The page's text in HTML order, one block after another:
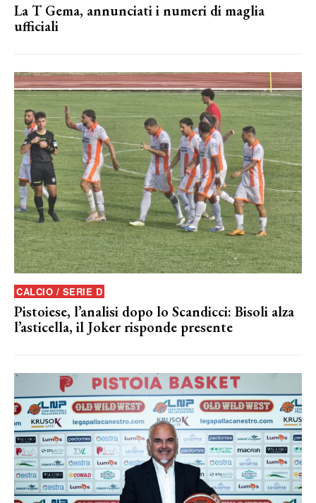
La T Gema, annunciati i numeri di maglia
ufficiali
CALCIO / SERIE D
Pistoiese, l’analisi dopo lo Scandicci: Bisoli alza
l’asticella, il Joker risponde presente